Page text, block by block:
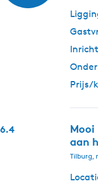
Prijs/
6.4
aan
Tilburg,